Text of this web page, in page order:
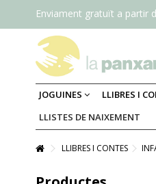
Enviament gratuït a partir
JOGUINES LLIBRES I
LLISTES DE NAIXEMENT
LLIBRES I CONTES